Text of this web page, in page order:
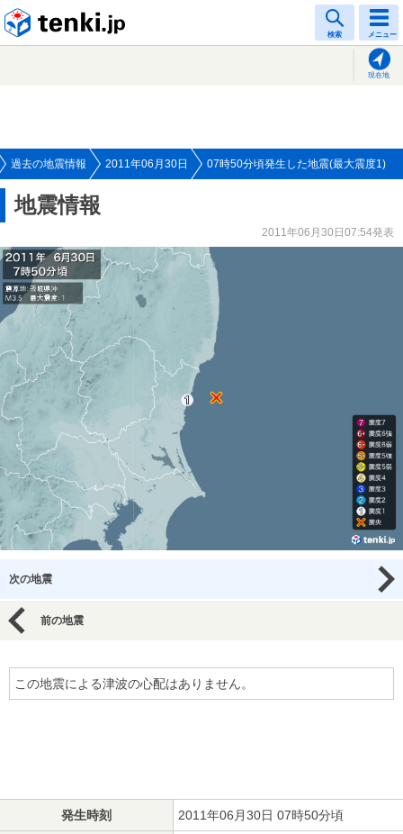
検索 メニュー
現在地
過去の地震情報 2011年06月30日 07時50分頃発生した地震(最大震度1)
地震情報
2011年06月30日07:54発表
次の地震
前の地震
この地震による津波の心配はありません。
発生時刻 2011年06月30日 07時50分頃